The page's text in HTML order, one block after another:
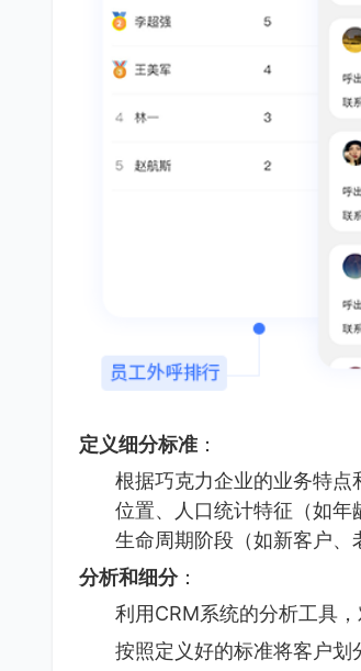
定义细分标准 ：
根据巧克力企业的业务特
位置、人口统计特征（如
生命周期阶段（如新客户、
分析和细分：
利用CRM系统的分析工具，
按照定义好的标准将客户划